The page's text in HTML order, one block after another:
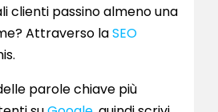
clienti passino almeno una
Attraverso laSEO
parole chiave più